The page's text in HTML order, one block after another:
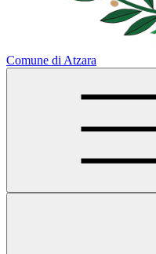
Comune di Atzara